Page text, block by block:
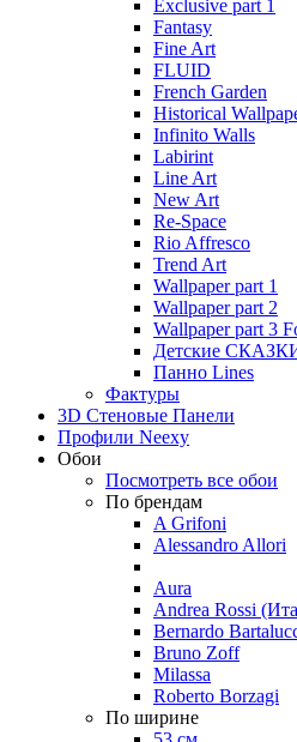
Exclusive part 1
Fantasy
Fine Art
FLUID
French Garden
Historical
Infinito Walls
Labirint
Line Art
New Art
Re-Space
Rio Affresco
Trend Art
Wallpaper part 1
Wallpaper part 2
Wallpaper part 3
Детские
Панно Lines
Фактуры
3D Стеновые Панели
Профили Neexy
Обои
Посмотреть все обои
По брендам
A Grifoni
Alessandro Allori
Aura
Andrea Rossi
Bernardo
Bruno Zoff
Milassa
Roberto Borzagi
По ширине